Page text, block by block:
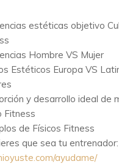
estéticas objetivo
Hombre VS Mujer
Estéticos Europa VS
y desarrollo ideal de
Fitness
de Físicos Fitness
que sea tu entrenador:
ayudame/